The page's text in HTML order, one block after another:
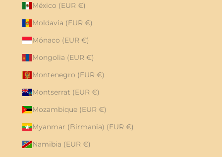
México (EUR €)
Moldavia (EUR €)
Mónaco (EUR €)
Mongolia (EUR €)
Montenegro (EUR €)
Montserrat (EUR €)
Mozambique (EUR €)
Myanmar (Birmania) (EUR €)
Namibia (EUR €)